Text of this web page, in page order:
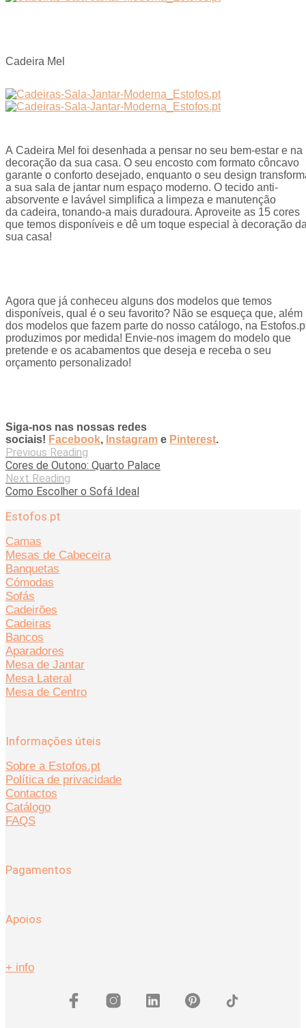
Cadeira Mel
A Cadeira Mel foi desenhada a pensar no seu bem-estar e na
decoração da sua casa. O seu encosto com formato côncavo
garante o conforto desejado, enquanto o seu design
a sua sala de jantar num espaço moderno. O tecido anti-
absorvente e lavável simplifica a limpeza e manutenção
da cadeira, tonando-a mais duradoura. Aproveite as 15 cores
que temos disponíveis e dê um toque especial à decoração
sua casa!
Agora que já conheceu alguns dos modelos que temos
disponíveis, qual é o seu favorito? Não se esqueça que, além
dos modelos que fazem parte do nosso catálogo, na
produzimos por medida! Envie-nos imagem do modelo que
pretende e os acabamentos que deseja e receba o seu
orçamento personalizado!
Siga-nos nas nossas redes
sociais! Facebook, Instagram e Pinterest.
Previous Reading
Cores de Outono: Quarto Palace
Next Reading
Como Escolher o Sofá Ideal
Estofos.pt
Camas
Mesas de Cabeceira
Banquetas
Cómodas
Sofás
Cadeirões
Cadeiras
Bancos
Aparadores
Mesa de Jantar
Mesa Lateral
Mesa de Centro
Informações úteis
Sobre a Estofos.pt
Política de privacidade
Contactos
Catálogo
FAQS
Pagamentos
Apoios
+ info